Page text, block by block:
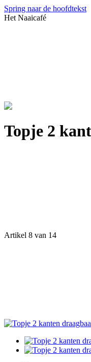
Spring naar de hoofdtekst
Het Naaicafé
Topje 2
Artikel 8 van 14